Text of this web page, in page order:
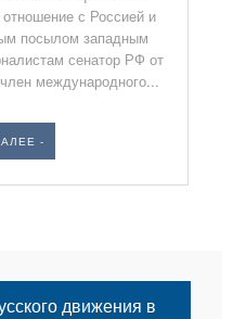
с Россией и
посылом западным
сенатор РФ от
международного...
-
движения в